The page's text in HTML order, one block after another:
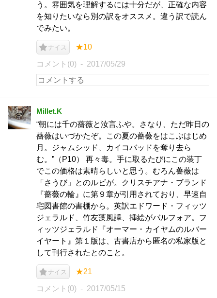
う。雰囲気を理解するには十分だが、正確な内容
を知りたいなら別の訳をオススメ。違う訳で読ん
でみたい。
ナイス ★10
コメント(0) 2017/05/29
Millet.K
“朝には千の薔薇と汝言ふや。さなり、ただ昨日の
薔薇はいづかたぞ。この夏の薔薇をはこぶはじめ
月。ジャムシッド、カイコバッドを奪り去ら
む。”（P10） 再々毒。手に取るたびにこの装丁
でこの価格は素晴らしいと思う。むろん薔薇は
「さうび」とのルビが。クリスチアナ・ブランド
『薔薇の輪』に第９章が引用されており、早速自
宅図書館の書棚から。英訳エドワード・フィッツ
ジェラルド、竹友藻風譯、挿絵がバルフォア。フ
ィッツジェラルド『オーマー・カイヤムのルバー
イヤート』第１版は、古書店から匿名の私家版と
して刊行されたとのこと。
ナイス ★21
コメント(0) 2017/05/15